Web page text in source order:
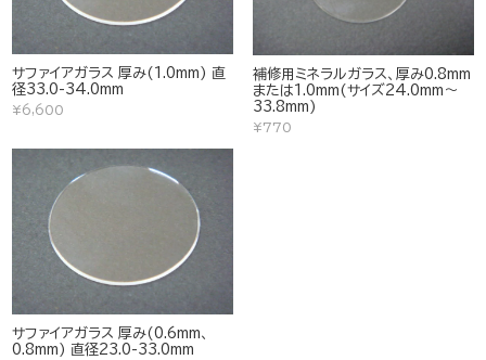
サファイアガラス 厚み(1.0mm) 直
径33.0-34.0mm
¥6,600
補修用ミネラルガラス、厚み0.8mm
または1.0mm(サイズ24.0mm～
33.8mm)
¥770
サファイアガラス 厚み(0.6mm、
0.8mm) 直径23.0-33.0mm